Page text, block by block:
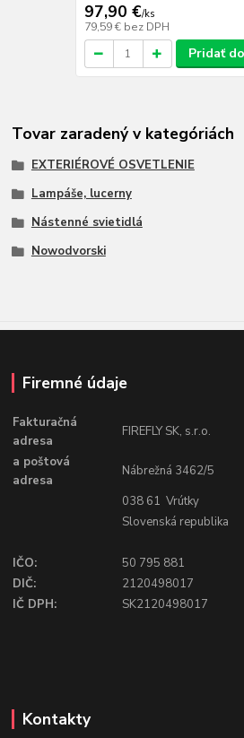
97,90 €/ks
79,59 € bez DPH
Pridať
Tovar zaradený v kategóriách
EXTERIÉROVÉ OSVETLENIE
Lampáše, lucerny
Nástenné svietidlá
Nowodvorski
Firemné údaje
Fakturačná
adresa
FIREFLY SK, s.r.o.
a poštová
adresa
Nábrežná 3462/5
038 61 Vrútky
Slovenská republika
IČO:
50 795 881
DIČ:
2120498017
IČ DPH:
SK2120498017
Kontakty